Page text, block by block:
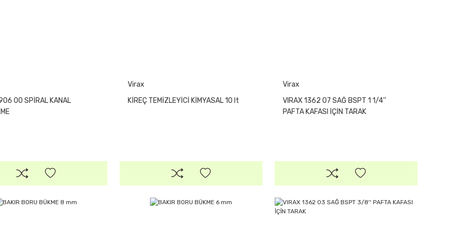
00 SPİRAL KANAL
Virax
KİREÇ TEMİZLEYİCİ KİMYASAL 10 lt
Virax
VIRAX 1362 07 SAĞ BSPT 1 1/4''
PAFTA KAFASI İÇİN TARAK